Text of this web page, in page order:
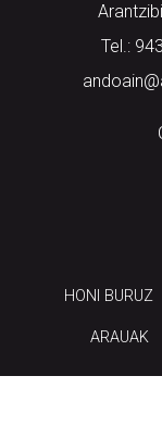
Tel.:
HONI BURUZ
ARAUAK